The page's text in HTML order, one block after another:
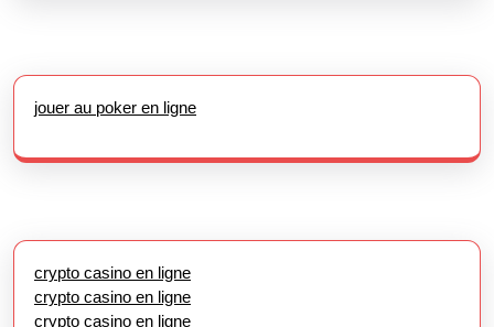
jouer au poker en ligne
crypto casino en ligne
crypto casino en ligne
crypto casino en ligne